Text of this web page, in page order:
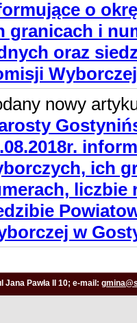
o
granicach i
oraz
nowy
ich
liczbie
w
Pawła II 10; e-mail: